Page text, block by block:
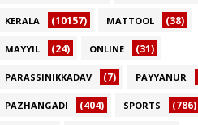
KERALA (10157) MATTOOL (38)
MAYYIL (24) ONLINE (31)
PARASSINIKKADAV (7) PAYYANUR
PAZHANGADI (404) SPORTS (786)